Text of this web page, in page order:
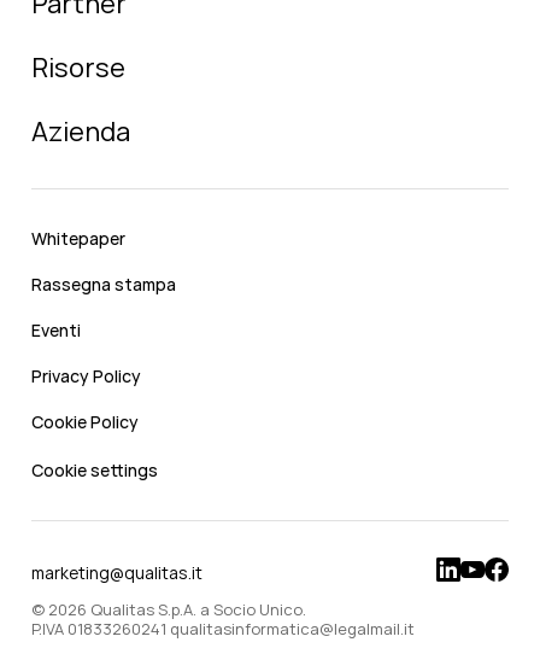
Risorse
Azienda
Whitepaper
Rassegna stampa
Eventi
Privacy Policy
Cookie Policy
Cookie settings
marketing@qualitas.it
© 2026 Qualitas S.p.A. a Socio Unico.
P.IVA 01833260241 qualitasinformatica@legalmail.it